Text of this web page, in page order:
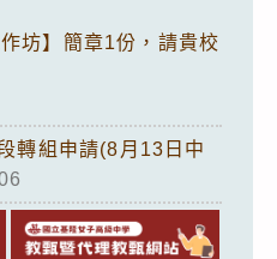
坊】簡章1份，請貴校
轉組申請(8月13日中